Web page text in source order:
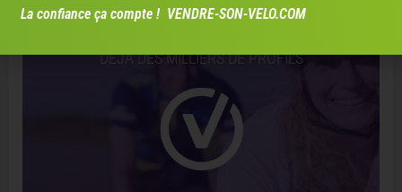
!
DÉJÀ DES MILLIERS DE PROFILS
La confiance ça compte ! VENDRE-SON-VELO.COM